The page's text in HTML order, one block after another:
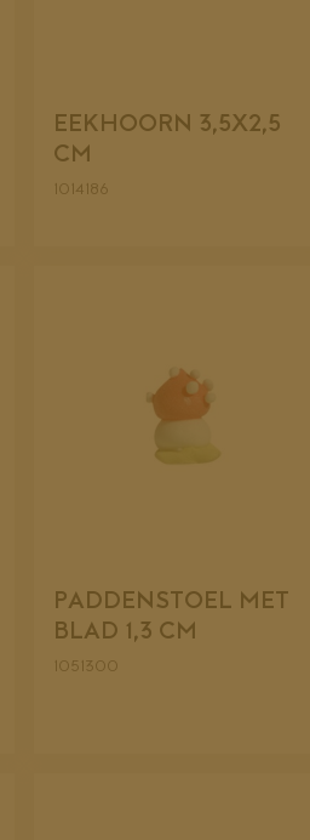
EEKHOORN 3,5X2,5
CM
1014186
PADDENSTOEL MET
BLAD 1,3 CM
1051300